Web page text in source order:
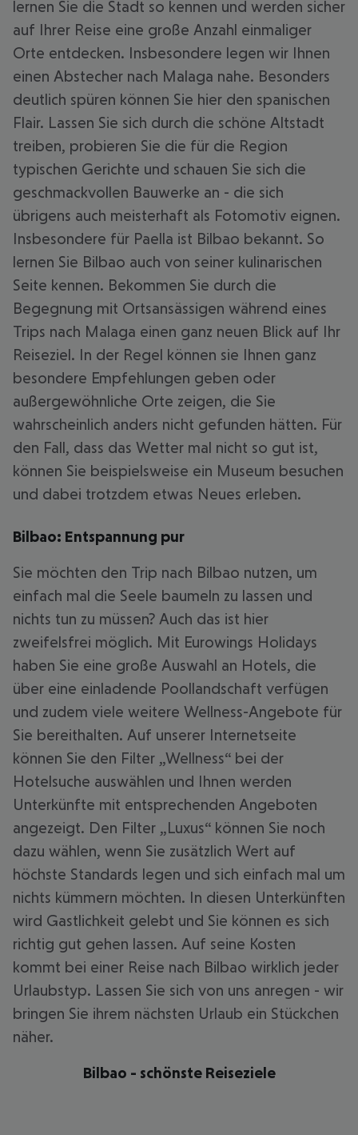
lernen Sie die Stadt so kennen und werden sicher
auf Ihrer Reise eine große Anzahl einmaliger
Orte entdecken. Insbesondere legen wir Ihnen
einen Abstecher nach Malaga nahe. Besonders
deutlich spüren können Sie hier den spanischen
Flair. Lassen Sie sich durch die schöne Altstadt
treiben, probieren Sie die für die Region
typischen Gerichte und schauen Sie sich die
geschmackvollen Bauwerke an - die sich
übrigens auch meisterhaft als Fotomotiv eignen.
Insbesondere für Paella ist Bilbao bekannt. So
lernen Sie Bilbao auch von seiner kulinarischen
Seite kennen. Bekommen Sie durch die
Begegnung mit Ortsansässigen während eines
Trips nach Malaga einen ganz neuen Blick auf Ihr
Reiseziel. In der Regel können sie Ihnen ganz
besondere Empfehlungen geben oder
außergewöhnliche Orte zeigen, die Sie
wahrscheinlich anders nicht gefunden hätten. Für
den Fall, dass das Wetter mal nicht so gut ist,
können Sie beispielsweise ein Museum besuchen
und dabei trotzdem etwas Neues erleben.
Bilbao: Entspannung pur
Sie möchten den Trip nach Bilbao nutzen, um
einfach mal die Seele baumeln zu lassen und
nichts tun zu müssen? Auch das ist hier
zweifelsfrei möglich. Mit Eurowings Holidays
haben Sie eine große Auswahl an Hotels, die
über eine einladende Poollandschaft verfügen
und zudem viele weitere Wellness-Angebote für
Sie bereithalten. Auf unserer Internetseite
können Sie den Filter „Wellness“ bei der
Hotelsuche auswählen und Ihnen werden
Unterkünfte mit entsprechenden Angeboten
angezeigt. Den Filter „Luxus“ können Sie noch
dazu wählen, wenn Sie zusätzlich Wert auf
höchste Standards legen und sich einfach mal um
nichts kümmern möchten. In diesen Unterkünften
wird Gastlichkeit gelebt und Sie können es sich
richtig gut gehen lassen. Auf seine Kosten
kommt bei einer Reise nach Bilbao wirklich jeder
Urlaubstyp. Lassen Sie sich von uns anregen - wir
bringen Sie ihrem nächsten Urlaub ein Stückchen
näher.
Bilbao - schönste Reiseziele